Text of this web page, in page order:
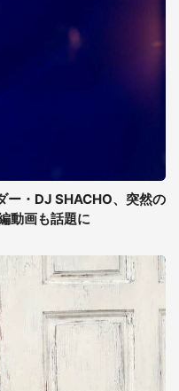
ー・DJ SHACHO、突然の
動画も話題に